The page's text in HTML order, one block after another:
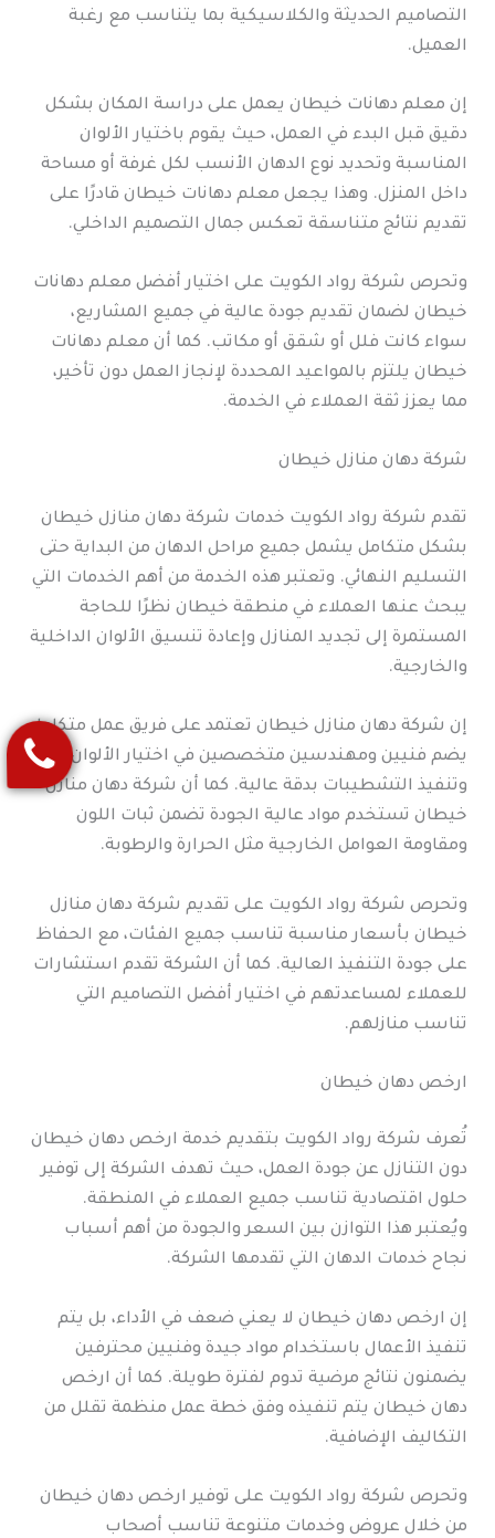
التصاميم الحديثة والكلاسيكية بما يتناسب مع رغبة
العميل.
إن معلم دهانات خيطان يعمل على دراسة المكان بشكل
دقيق قبل البدء في العمل، حيث يقوم باختيار الألوان
المناسبة وتحديد نوع الدهان الأنسب لكل غرفة أو مساحة
داخل المنزل. وهذا يجعل معلم دهانات خيطان قادرًا على
تقديم نتائج متناسقة تعكس جمال التصميم الداخلي.
وتحرص شركة رواد الكويت على اختيار أفضل معلم دهانات
خيطان لضمان تقديم جودة عالية في جميع المشاريع،
سواء كانت فلل أو شقق أو مكاتب. كما أن معلم دهانات
خيطان يلتزم بالمواعيد المحددة لإنجاز العمل دون تأخير،
مما يعزز ثقة العملاء في الخدمة.
شركة دهان منازل خيطان
تقدم شركة رواد الكويت خدمات شركة دهان منازل خيطان
بشكل متكامل يشمل جميع مراحل الدهان من البداية حتى
التسليم النهائي. وتعتبر هذه الخدمة من أهم الخدمات التي
يبحث عنها العملاء في منطقة خيطان نظرًا للحاجة
المستمرة إلى تجديد المنازل وإعادة تنسيق الألوان الداخلية
والخارجية.
إن شركة دهان منازل خيطان تعتمد على فريق عمل متكامل
يضم فنيين ومهندسين متخصصين في اختيار الألوان
وتنفيذ التشطيبات بدقة عالية. كما أن شركة دهان منازل
خيطان تستخدم مواد عالية الجودة تضمن ثبات اللون
ومقاومة العوامل الخارجية مثل الحرارة والرطوبة.
وتحرص شركة رواد الكويت على تقديم شركة دهان منازل
خيطان بأسعار مناسبة تناسب جميع الفئات، مع الحفاظ
على جودة التنفيذ العالية. كما أن الشركة تقدم استشارات
للعملاء لمساعدتهم في اختيار أفضل التصاميم التي
تناسب منازلهم.
ارخص دهان خيطان
تُعرف شركة رواد الكويت بتقديم خدمة ارخص دهان خيطان
دون التنازل عن جودة العمل، حيث تهدف الشركة إلى توفير
حلول اقتصادية تناسب جميع العملاء في المنطقة.
ويُعتبر هذا التوازن بين السعر والجودة من أهم أسباب
نجاح خدمات الدهان التي تقدمها الشركة.
إن ارخص دهان خيطان لا يعني ضعف في الأداء، بل يتم
تنفيذ الأعمال باستخدام مواد جيدة وفنيين محترفين
يضمنون نتائج مرضية تدوم لفترة طويلة. كما أن ارخص
دهان خيطان يتم تنفيذه وفق خطة عمل منظمة تقلل من
التكاليف الإضافية.
وتحرص شركة رواد الكويت على توفير ارخص دهان خيطان
من خلال عروض وخدمات متنوعة تناسب أصحاب